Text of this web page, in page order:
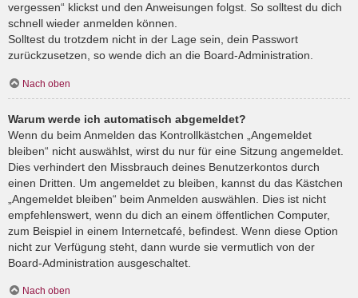
vergessen“ klickst und den Anweisungen folgst. So solltest du dich
schnell wieder anmelden können.
Solltest du trotzdem nicht in der Lage sein, dein Passwort
zurückzusetzen, so wende dich an die Board-Administration.
Nach oben
Warum werde ich automatisch abgemeldet?
Wenn du beim Anmelden das Kontrollkästchen „Angemeldet
bleiben“ nicht auswählst, wirst du nur für eine Sitzung angemeldet.
Dies verhindert den Missbrauch deines Benutzerkontos durch
einen Dritten. Um angemeldet zu bleiben, kannst du das Kästchen
„Angemeldet bleiben“ beim Anmelden auswählen. Dies ist nicht
empfehlenswert, wenn du dich an einem öffentlichen Computer,
zum Beispiel in einem Internetcafé, befindest. Wenn diese Option
nicht zur Verfügung steht, dann wurde sie vermutlich von der
Board-Administration ausgeschaltet.
Nach oben